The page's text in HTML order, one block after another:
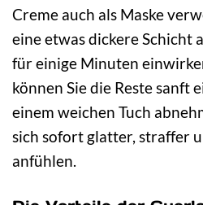
Creme auch als Maske
eine etwas dickere Schicht
für einige Minuten
können Sie die Reste sanft
einem weichen Tuch
sich sofort glatter, straffer
anfühlen.